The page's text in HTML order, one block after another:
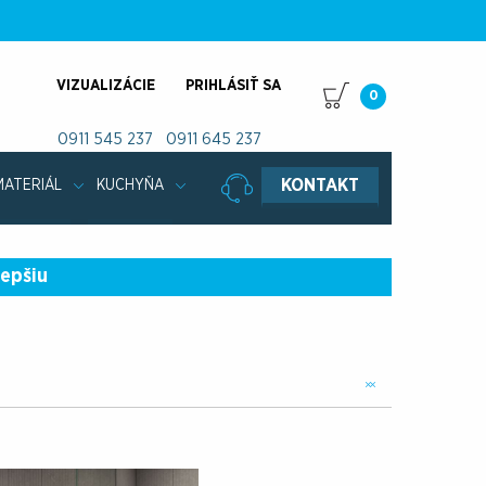
VIZUALIZÁCIE PRIHLÁSIŤ SA
0
0911 545 237 0911 645 237
KONTAKT
KUCHYŇA